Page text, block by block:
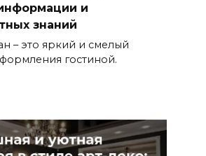
и
знаний
– это яркий и смелый
гостиной.